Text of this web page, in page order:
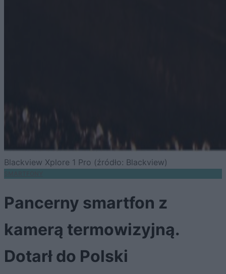
Blackview Xplore 1 Pro (źródło: Blackview)
Pancerny smartfon z
kamerą termowizyjną.
Dotarł do Polski